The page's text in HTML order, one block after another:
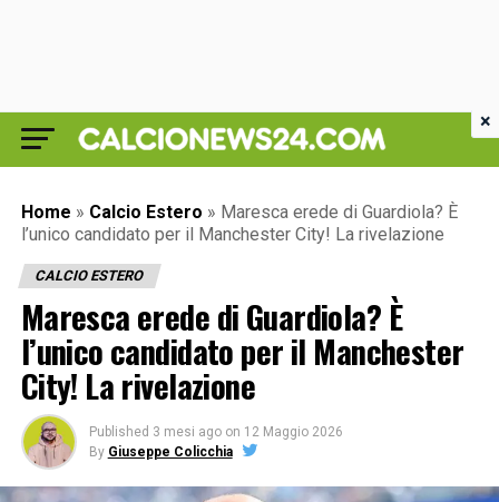
Home » Calcio Estero » Maresca erede di Guardiola? È
l’unico candidato per il Manchester City! La rivelazione
CALCIO ESTERO
Maresca erede di Guardiola? È
l’unico candidato per il Manchester
City! La rivelazione
Published 3 mesi ago on 12 Maggio 2026
By Giuseppe Colicchia
×